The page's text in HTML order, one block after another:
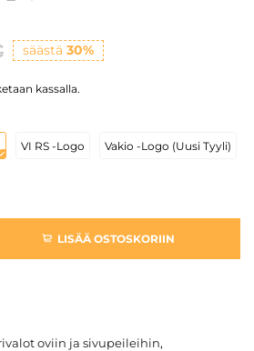
säästä 30%
kassalla.
VI RS -logo Vakio -logo (Uusi Tyyli)
LISÄÄ OSTOSKORIIN
oviin ja sivupeileihin,